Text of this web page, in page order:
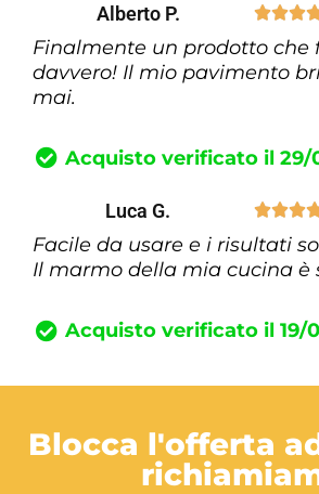
Alberto P. 
Finalmente un prodotto che
davvero! Il mio pavimento
mai.
Acquisto verificato il 29/
Luca G. 
Facile da usare e i risultati
Il marmo della mia cucina è
Acquisto verificato il 19/
Blocca l'offerta